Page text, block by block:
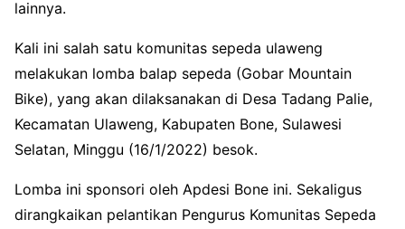
lainnya.
Kali ini salah satu komunitas sepeda ulaweng
melakukan lomba balap sepeda (Gobar Mountain
Bike), yang akan dilaksanakan di Desa Tadang Palie,
Kecamatan Ulaweng, Kabupaten Bone, Sulawesi
Selatan, Minggu (16/1/2022) besok.
Lomba ini sponsori oleh Apdesi Bone ini. Sekaligus
dirangkaikan pelantikan Pengurus Komunitas Sepeda